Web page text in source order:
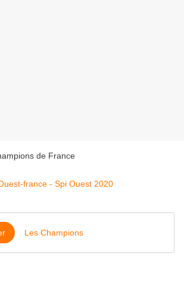
de France
Les Champions